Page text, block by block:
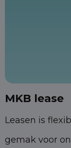
MKB lease
Leasen is
gemak voor